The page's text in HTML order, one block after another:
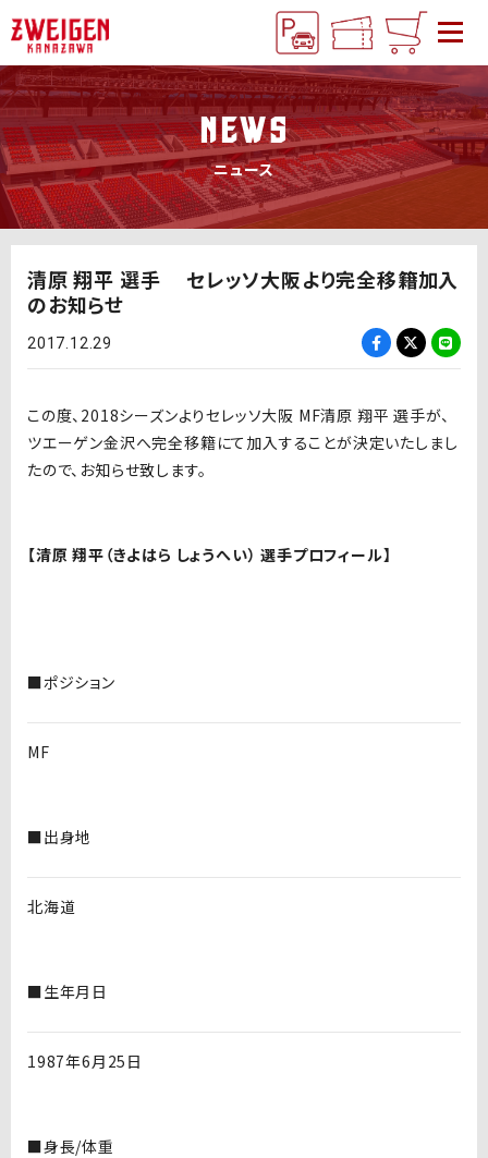
NEWS
ニュース
清原 翔平 選手 セレッソ大阪より完全移籍加入
のお知らせ
2017.12.29
この度、2018シーズンよりセレッソ大阪 MF清原 翔平 選手が、
ツエーゲン金沢へ完全移籍にて加入することが決定いたしまし
たので、お知らせ致します。
【清原 翔平（きよはら しょうへい） 選手プロフィール】
■ポジション
MF
■出身地
北海道
■生年月日
1987年6月25日
■身長/体重